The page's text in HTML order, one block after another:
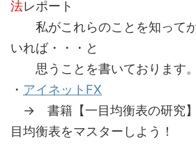
法レポート
私がこれらのことを知って
いれば・・・と
思うことを書いております。
・ アイネットFX
→ 書籍【一目均衡表の研究】
目均衡表をマスターしよう！